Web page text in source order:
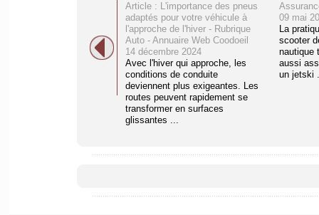
Article : L'importance des pneus
adaptés pour votre véhicule à
l'approche de l'hiver - Rubrique
Auto - Annuaire Web Coodoeil
14 décembre 2024
Avec l'hiver qui approche, les
conditions de conduite
deviennent plus exigeantes. Les
routes peuvent rapidement se
transformer en surfaces
glissantes ...
09 mai
La
scooter
nautique
aussi
un jetski